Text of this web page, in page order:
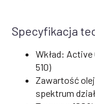
Specyfikacja
Wkład: Active
510)
Zawartość
spektrum